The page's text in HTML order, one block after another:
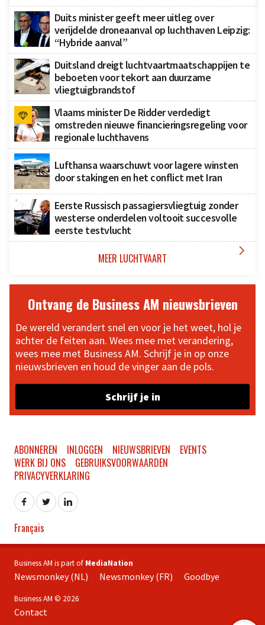
Duits minister geeft meer uitleg over
verijdelde droneaanval op luchthaven Leipzig:
“Hybride aanval”
Duitsland dreigt luchtvaartmaatschappijen te
beboeten voor tekort aan duurzame
vliegtuigbrandstof
Vlaams minister De Ridder verdedigt
omstreden nieuwe financieringsregeling voor
regionale luchthavens
Lufthansa waarschuwt voor lagere winsten
door stakingen en het conflict met Iran
Eerste Russisch passagiersvliegtuig zonder
westerse onderdelen voltooit succesvolle
eerste testvlucht
MEER LUCHTVAART 
Ontvang de Business AM nieuwsbrieven
De wereld verandert snel en voor je het weet, hol je
achter de feiten aan. Wees mee met verandering,
wees mee met Business AM. Schrijf je in op onze
nieuwsbrieven en houd de vinger aan de pols.
Schrijf je in
ABONNEREN INLOGGEN NIEUWSBRIEVEN
EVENTS
WERK BIJ ONS
GEBRUIKSVOORWAARDEN
PRIVACYVERKLARING
Français
Business AM is part of MediaNation
Newsmonkey (NL) Newsmonkey (FR) Goodbye
Business AM © 2026
Contact